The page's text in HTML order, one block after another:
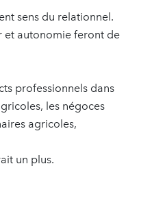
sens du relationnel.
et autonomie feront de
professionnels dans
les négoces
agricoles,
un plus.